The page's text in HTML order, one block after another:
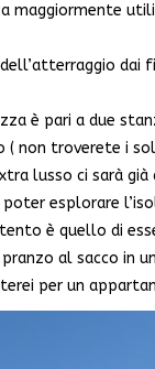
è pari a due
( non troverete i
lusso ci sarà
esplorare
è quello di
al sacco in
per un